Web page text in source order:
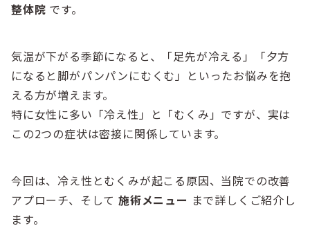
整体院 です。
気温が下がる季節になると、「足先が冷える」「夕方
になると脚がパンパンにむくむ」といったお悩みを抱
える方が増えます。
特に女性に多い「冷え性」と「むくみ」ですが、実は
この2つの症状は密接に関係しています。
今回は、冷え性とむくみが起こる原因、当院での改善
アプローチ、そして 施術メニュー まで詳しくご紹介し
ます。